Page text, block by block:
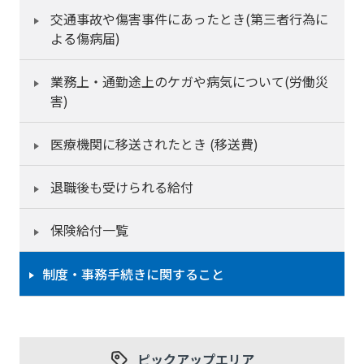
交通事故や傷害事件にあったとき(第三者行為に
よる傷病届)
業務上・通勤途上のケガや病気について(労働災
害)
医療機関に移送されたとき (移送費)
退職後も受けられる給付
保険給付一覧
制度・事務手続きに関すること
ピックアップエリア